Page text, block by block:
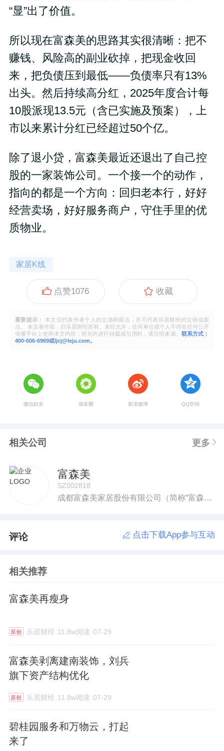
“显”出了价值。
所以现在富森美的思路其实很清晰：把不
赚钱、风险高的副业砍掉，把现金收回
来，把负债压到最低——负债率只有13%
出头。然后持续高分红，2025年度合计每
10股派现13.5元（含已实施及预案），上
市以来累计分红已经超过50个亿。
除了退小贷，富森美最近还退出了自己控
股的一家装饰公司。一个接一个的动作，
指向的都是一个方向：回归老本行，好好
经营卖场，好好服务商户，守住手里的优
质物业。
家居K线
点赞1076 收藏
重要提示：
本文仅代表作者个人的立场和观点，并不代表乐居财经的立场或观
点。 本文著作权，归乐居财经所有。未经允许，任何单位或个人不得在任何公开
传播平台上使用本文内容；经允许进行转载或引用时，请注明来源。 联系方式：
400-606-6969或ljcj@leju.com。
微信好友 朋友圈 新浪微博 QQ空间
相关公司 更多
富森美
SZ002818
成都富森美家居股份有限公司（简称“富森美”，股票代码002818），为专业致力于泛家居供应链线上线下一体化运营的现代商务服务企业。
评论 点击下载App参与互动
相关推荐
富森美再瘦身
原创 乐居财经 11.8w阅读 07-29
富森美剥离建南装饰，刘兵
旗下资产结构优化
原创 乐居财经 11.8w阅读 07-29
碧桂园服务和万物云，打起
来了